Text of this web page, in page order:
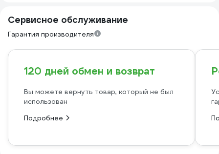
Сервисное обслуживание
Гарантия производителя
120 дней обмен и возврат
Вы можете вернуть товар, который не был
использован
Подробнее